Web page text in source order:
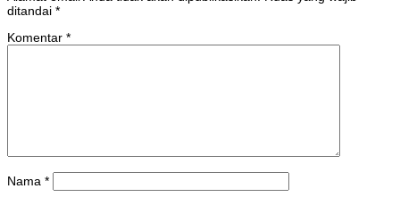
ditandai *
Komentar *
Nama *